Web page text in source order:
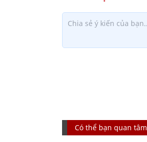
Có thể bạn quan tâm